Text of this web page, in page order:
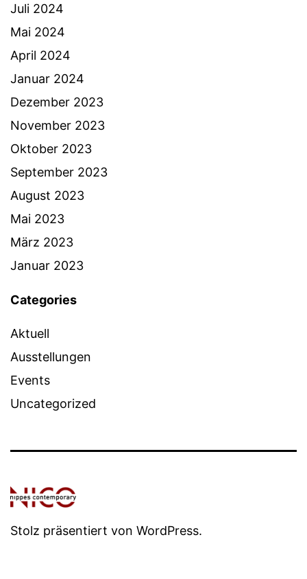
Juli 2024
Mai 2024
April 2024
Januar 2024
Dezember 2023
November 2023
Oktober 2023
September 2023
August 2023
Mai 2023
März 2023
Januar 2023
Categories
Aktuell
Ausstellungen
Events
Uncategorized
Stolz präsentiert von WordPress.